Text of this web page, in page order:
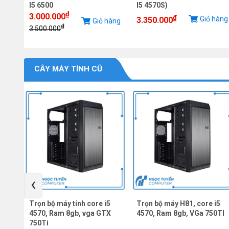
I5 6500
3.000.000₫
3.500.000₫
Giỏ hàng
I5 4570S)
3.350.000₫ Giỏ hàng
CÂY MÁY TÍNH CŨ
Trọn bộ máy tính core i5
4570, Ram 8gb, vga GTX
750Ti
Trọn bộ máy H81, core i5
4570, Ram 8gb, VGa 750TI
‹